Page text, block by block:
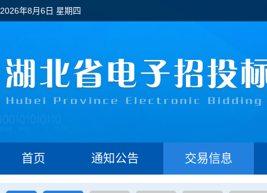
2026年8月6日 星期四
首页 通知公告 交易信息